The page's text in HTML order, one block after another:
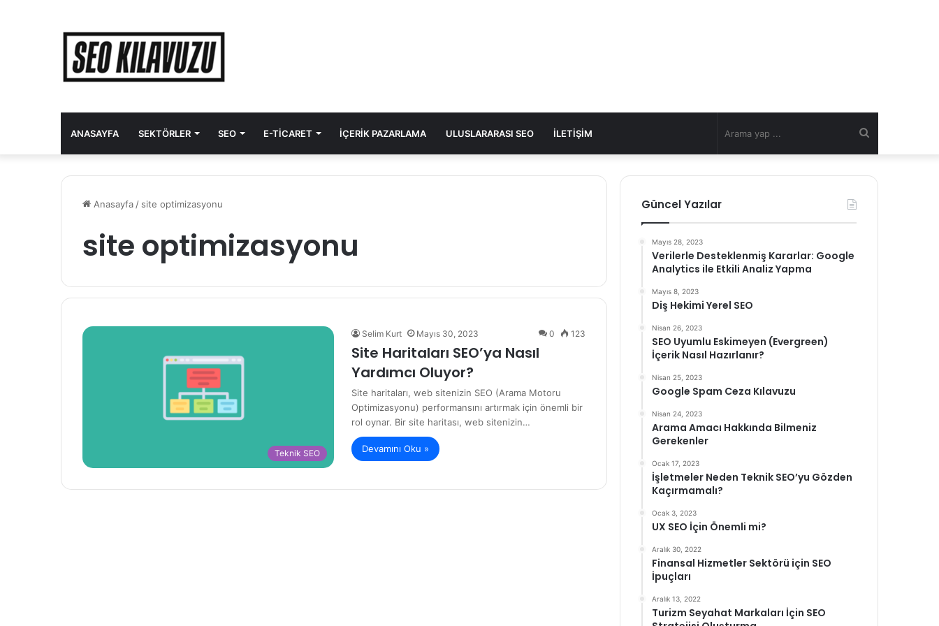
ANASAYFA SEKTÖRLER SEO E-TICARET İÇERIK PAZARLAMA ULUSLARARASI SEO İLETIŞIM
yap
Anasayfa / site optimizasyonu
site optimizasyonu
Teknik SEO
Selim Kurt Mayıs 30, 2023 0 123
Site Haritaları SEO’ya Nasıl
Yardımcı Oluyor?
Site haritaları, web sitenizin SEO (Arama Motoru
Optimizasyonu) performansını artırmak için önemli bir
rol oynar. Bir site haritası, web sitenizin…
Devamını Oku »
Güncel Yazılar
Mayıs 28, 2023
Verilerle Desteklenmiş Kararlar: Google
Analytics ile Etkili Analiz Yapma
Mayıs 8, 2023
Diş Hekimi Yerel SEO
Nisan 26, 2023
SEO Uyumlu Eskimeyen (Evergreen)
İçerik Nasıl Hazırlanır?
Nisan 25, 2023
Google Spam Ceza Kılavuzu
Nisan 24, 2023
Arama Amacı Hakkında Bilmeniz
Gerekenler
Ocak 17, 2023
İşletmeler Neden Teknik SEO’yu Gözden
Kaçırmamalı?
Ocak 3, 2023
UX SEO İçin Önemli mi?
Aralık 30, 2022
Finansal Hizmetler Sektörü için SEO
İpuçları
Aralık 13, 2022
Turizm Seyahat Markaları İçin SEO